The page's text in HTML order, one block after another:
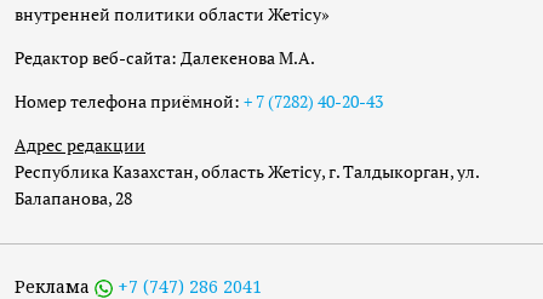
внутренней политики области Жетісу»
Редактор веб-сайта: Далекенова М.А.
Номер телефона приёмной: + 7 (7282) 40-20-43
Адрес редакции
Республика Казахстан, область Жетісу, г. Талдыкорган, ул.
Балапанова, 28
Реклама +7 (747) 286 2041